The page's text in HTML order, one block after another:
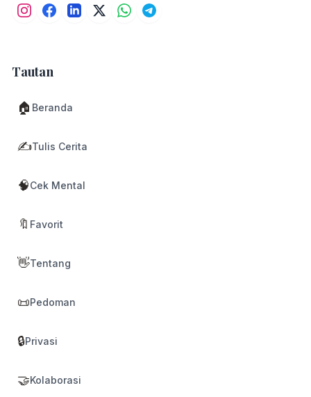
Tautan
🏠 Beranda
✍️Tulis Cerita
🧠Cek Mental
🔖 Favorit
👋Tentang
📜Pedoman
🔒Privasi
🤝Kolaborasi